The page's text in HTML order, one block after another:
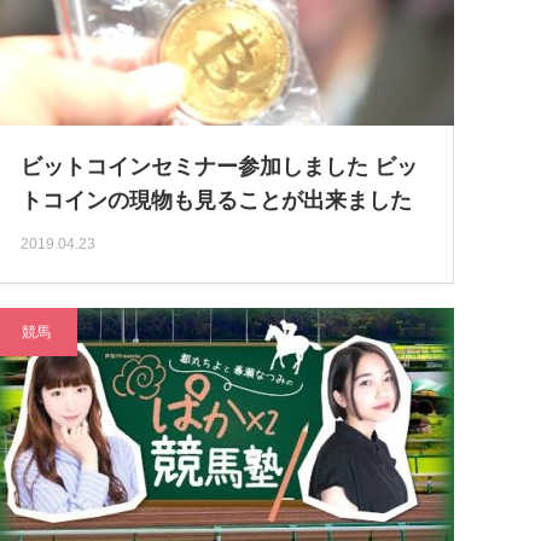
ビットコインセミナー参加しました ビッ
トコインの現物も見ることが出来ました
2019.04.23
競馬